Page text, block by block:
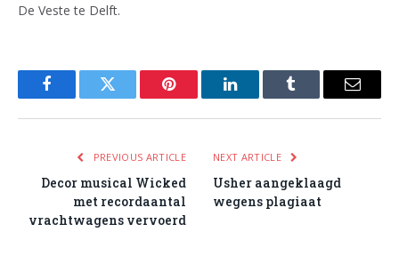
De Veste te Delft.
FacebookTwitter Pinterest LinkedInTumblr Email
PREVIOUS ARTICLE
Decor musical Wicked
met recordaantal
vrachtwagens vervoerd
NEXT ARTICLE
Usher aangeklaagd
wegens plagiaat